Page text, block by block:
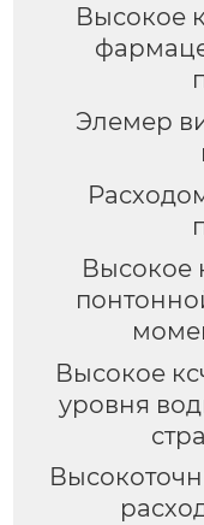
Высокое
Элемер
Высокое
Высокое
уровня